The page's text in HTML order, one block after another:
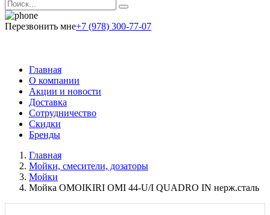
Перезвонить мне+7 (978) 300-77-07
Главная
О компании
Акции и новости
Доставка
Сотрудничество
Скидки
Бренды
Главная
Мойки, смесители, дозаторы
Мойки
Мойка OMOIKIRI OMI 44-U/I QUADRO IN нерж.сталь